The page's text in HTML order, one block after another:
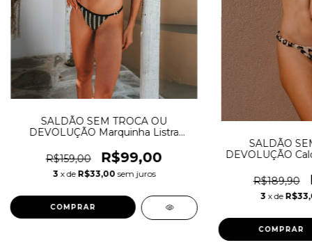
SALDÃO SEM TROCA OU
DEVOLUÇÃO Marquinha Listra
R$159,00
R$99,00
3 x de R$33,00 sem juros
COMPRAR
SALDÃO
DEVOLUÇÃO
R$189,90
3 x de
COMPRAR